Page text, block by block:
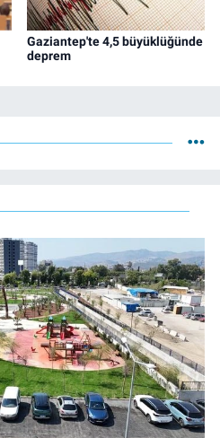
Gaziantep'te 4,5 büyüklüğünde
deprem